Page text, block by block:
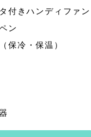
付きハンディファン
ン
保冷・保温）